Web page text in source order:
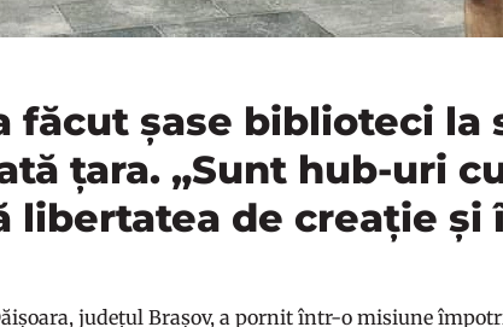
făcut șase biblioteci la
țara. „Sunt hub-uri
libertatea de creație și
județul Brașov, a pornit într-o misiune